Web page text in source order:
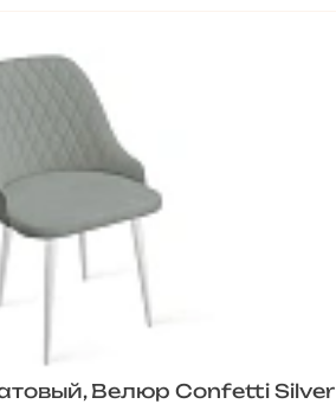
Велюр Confetti Silver